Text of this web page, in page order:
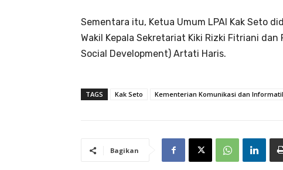
Sementara itu, Ketua Umum LPAI Kak Seto
Wakil Kepala Sekretariat Kiki Rizki Fitriani
Social Development) Artati Haris.
TAGS Kak Seto Kementerian Komunikasi dan
Bagikan